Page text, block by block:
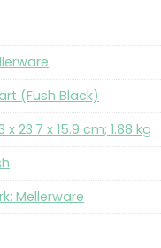
(Fush Black)
x 23.7 x 15.9 cm; 1.88 kg
Mellerware